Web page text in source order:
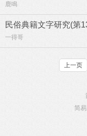
鹿鳴
民俗典籍文字研究(第
一得哥
上一页
简易